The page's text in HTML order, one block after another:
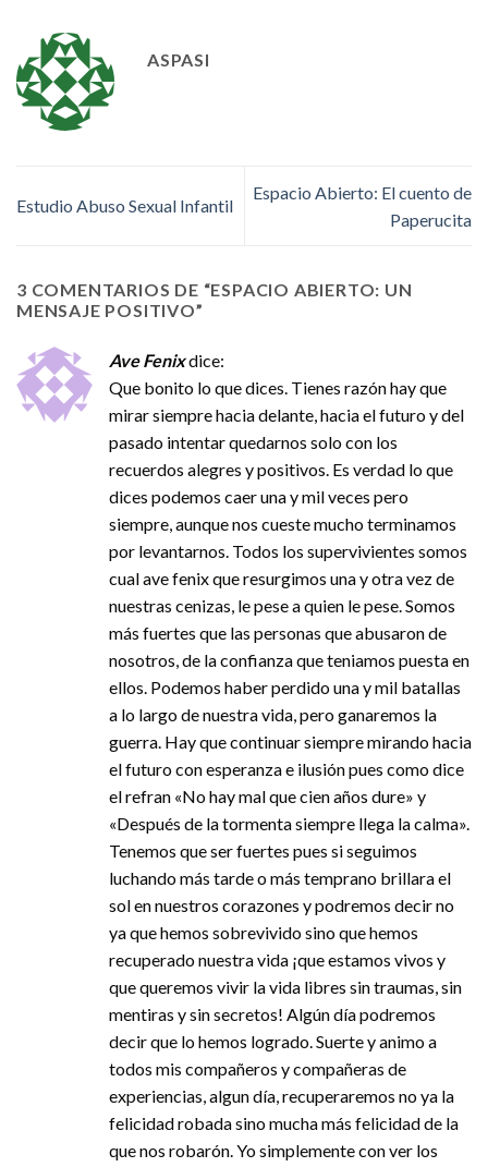
ASPASI
Estudio Abuso Sexual Infantil
Espacio Abierto: El cuento de
Paperucita
3 COMENTARIOS DE “ESPACIO ABIERTO: UN
MENSAJE POSITIVO”
Ave Fenixdice:
Que bonito lo que dices. Tienes razón hay que
mirar siempre hacia delante, hacia el futuro y del
pasado intentar quedarnos solo con los
recuerdos alegres y positivos. Es verdad lo que
dices podemos caer una y mil veces pero
siempre, aunque nos cueste mucho terminamos
por levantarnos. Todos los supervivientes somos
cual ave fenix que resurgimos una y otra vez de
nuestras cenizas, le pese a quien le pese. Somos
más fuertes que las personas que abusaron de
nosotros, de la confianza que teniamos puesta en
ellos. Podemos haber perdido una y mil batallas
a lo largo de nuestra vida, pero ganaremos la
guerra. Hay que continuar siempre mirando hacia
el futuro con esperanza e ilusión pues como dice
el refran «No hay mal que cien años dure» y
«Después de la tormenta siempre llega la calma».
Tenemos que ser fuertes pues si seguimos
luchando más tarde o más temprano brillara el
sol en nuestros corazones y podremos decir no
ya que hemos sobrevivido sino que hemos
recuperado nuestra vida ¡que estamos vivos y
que queremos vivir la vida libres sin traumas, sin
mentiras y sin secretos! Algún día podremos
decir que lo hemos logrado. Suerte y animo a
todos mis compañeros y compañeras de
experiencias, algun día, recuperaremos no ya la
felicidad robada sino mucha más felicidad de la
que nos robarón. Yo simplemente con ver los